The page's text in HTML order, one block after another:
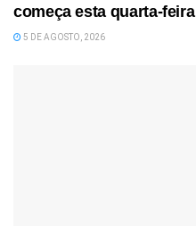
começa esta quarta-feira
5 DE AGOSTO, 2026